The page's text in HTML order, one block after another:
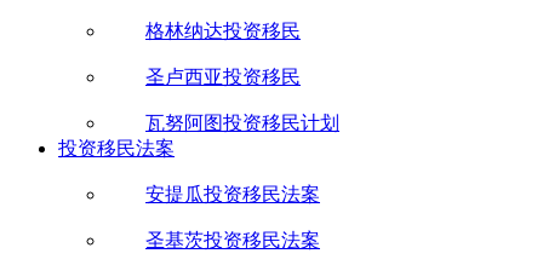
格林纳达投资移民
圣卢西亚投资移民
瓦努阿图投资移民计划
投资移民法案
安提瓜投资移民法案
圣基茨投资移民法案